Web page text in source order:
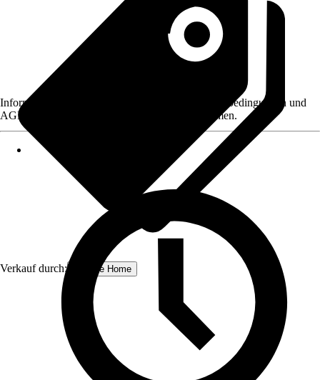
Verkauf durch: Schulte Home
Informationen des Verkäufers, wie z. B. Rückgabebedingungen und
AGB, finden Sie bei Klick auf den Verkäufernamen.